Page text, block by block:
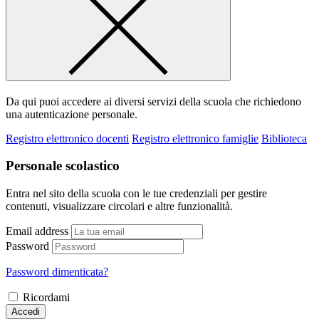
Da qui puoi accedere ai diversi servizi della scuola che richiedono
una autenticazione personale.
Registro elettronico docenti Registro elettronico famiglie Biblioteca
Personale scolastico
Entra nel sito della scuola con le tue credenziali per gestire
contenuti, visualizzare circolari e altre funzionalità.
Email address
Password
Password dimenticata?
Ricordami
Accedi